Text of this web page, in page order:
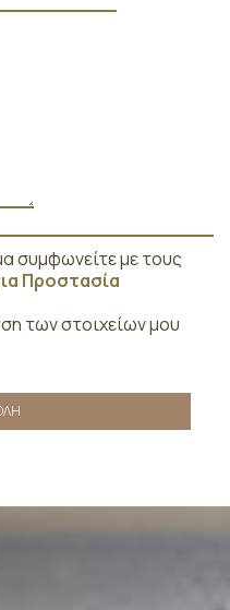
συμφωνείτε με τους
Προστασία
των στοιχείων μου